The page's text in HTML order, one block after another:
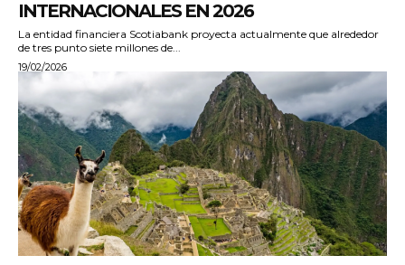
INTERNACIONALES EN 2026
La entidad financiera Scotiabank proyecta actualmente que alrededor
de tres punto siete millones de...
19/02/2026